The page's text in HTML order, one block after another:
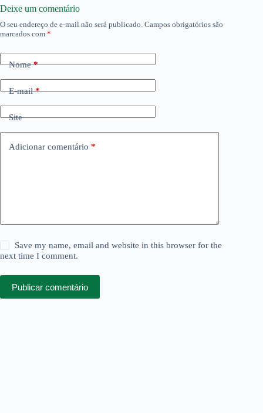
Deixe um comentário
O seu endereço de e-mail não será publicado. Campos obrigatórios são
marcados com *
Nome*
E-mail*
Site
Adicionar comentário *
Save my name, email and website in this browser for the
next time I comment.
Publicar comentário